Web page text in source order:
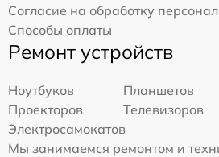
Согласие на обработку
Способы оплаты
Ремонт устройств
Ноутбуков
Планшетов
Проекторов
Телевизоров
Электросамокатов
Мы занимаемся ремонтом и